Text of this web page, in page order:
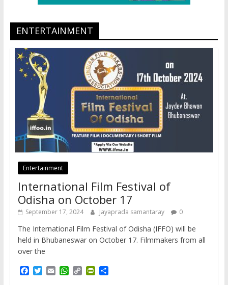
ENTERTAINMENT
Entertainment
International Film Festival of
Odisha on October 17
September 17, 2024 Jayaprada samantaray 0
The International Film Festival of Odisha (IFFO) will be
held in Bhubaneswar on October 17. Filmmakers from all
over the
F
T
E
W C
P
S